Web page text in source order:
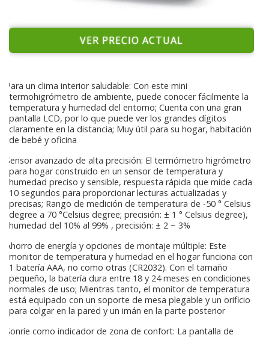
VER PRECIO ACTUAL
Para un clima interior saludable: Con este mini
termohigrómetro de ambiente, puede conocer fácilmente la
temperatura y humedad del entorno; Cuenta con una gran
pantalla LCD, por lo que puede ver los grandes dígitos
claramente en la distancia; Muy útil para su hogar, habitación
de bebé y oficina
Sensor avanzado de alta precisión: El termómetro higrómetro
para hogar construido en un sensor de temperatura y
humedad preciso y sensible, respuesta rápida que mide cada
10 segundos para proporcionar lecturas actualizadas y
precisas; Rango de medición de temperatura de -50 ° Celsius
degree a 70 °Celsius degree; precisión: ± 1 ° Celsius degree),
humedad del 10% al 99% , precisión: ± 2 ~ 3%
Ahorro de energía y opciones de montaje múltiple: Este
monitor de temperatura y humedad en el hogar funciona con
1 batería AAA, no como otras (CR2032). Con el tamaño
pequeño, la batería dura entre 18 y 24 meses en condiciones
normales de uso; Mientras tanto, el monitor de temperatura
está equipado con un soporte de mesa plegable y un orificio
para colgar en la pared y un imán en la parte posterior
Sonríe como indicador de zona de confort: La pantalla de